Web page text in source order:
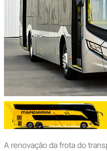
A renovação da frota do